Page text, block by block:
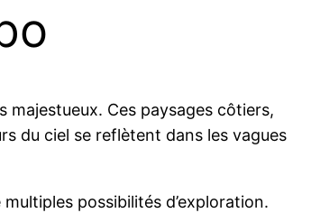
majestueux. Ces paysages côtiers,
du ciel se reflètent dans les vagues
possibilités d’exploration.